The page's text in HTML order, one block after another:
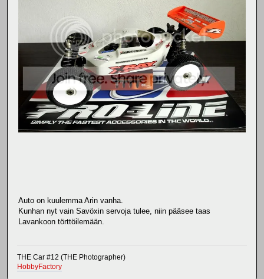
Auto on kuulemma Arin vanha.
Kunhan nyt vain Savöxin servoja tulee, niin pääsee taas
Lavankoon törttöilemään.
THE Car #12 (THE Photographer)
HobbyFactory